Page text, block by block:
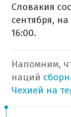
Словакия
сентября,
16:00.
Напомним,
наций
Чехией на